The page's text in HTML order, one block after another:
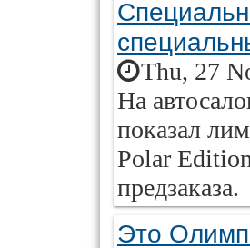
Thu, 27
На
показал
Polar
предзаказа.
Это